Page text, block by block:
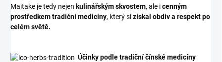
Maitake je tedy nejen kulinářským skvostem, ale icenným
prostředkem tradiční medicíny, který sizískal obdiv a respekt po
celém světě.
Účinky podle tradiční čínské medicíny